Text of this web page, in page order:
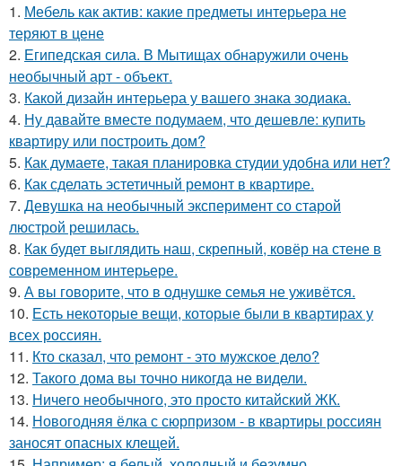
1. Мебель как актив: какие предметы интерьера не
теряют в цене
2. Египедская сила. В Мытищах обнаружили очень
необычный арт - объект.
3. Какой дизайн интерьера у вашего знака зодиака.
4. Ну давайте вместе подумаем, что дешевле: купить
квартиру или построить дом?
5. Как думаете, такая планировка студии удобна или нет?
6. Как сделать эстетичный ремонт в квартире.
7. Девушка на необычный эксперимент со старой
люстрой решилась.
8. Как будет выглядить наш, скрепный, ковёр на стене в
современном интерьере.
9. А вы говорите, что в однушке семья не уживётся.
10. Есть некоторые вещи, которые были в квартирах у
всех россиян.
11. Кто сказал, что ремонт - это мужское дело?
12. Такого дома вы точно никогда не видели.
13. Ничего необычного, это просто китайский ЖК.
14. Новогодняя ёлка с сюрпризом - в квартиры россиян
заносят опасных клещей.